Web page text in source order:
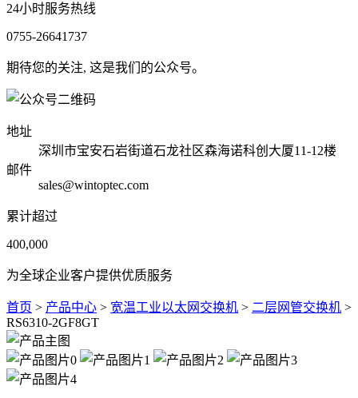
24小时服务热线
0755-26641737
期待您的关注, 这是我们的公众号。
地址
深圳市宝安石岩街道石龙社区森海诺科创大厦11-12楼
邮件
sales@wintoptec.com
累计超过
400,000
为全球企业客户提供优质服务
首页 > 产品中心 > 宽温工业以太网交换机 > 二层网管交换机 >
RS6310-2GF8GT